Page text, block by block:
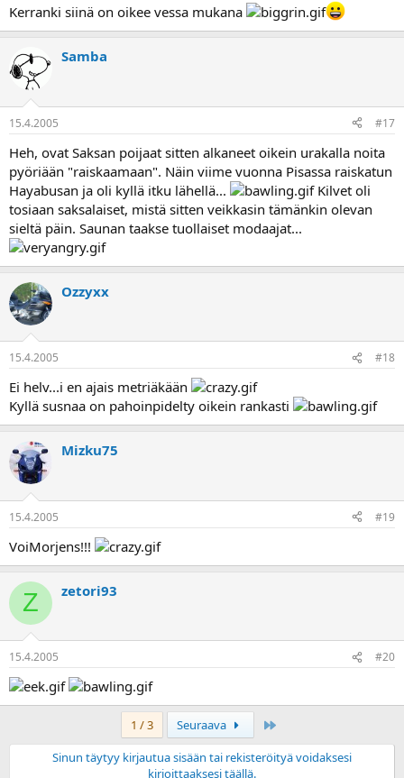
Kerranki siinä on oikee vessa mukana
Samba
15.4.2005 #17
Heh, ovat Saksan poijaat sitten alkaneet oikein urakalla noita
pyöriään "raiskaamaan". Näin viime vuonna Pisassa raiskatun
Hayabusan ja oli kyllä itku lähellä...
Kilvet oli
tosiaan saksalaiset, mistä sitten veikkasin tämänkin olevan
sieltä päin. Saunan taakse tuollaiset modaajat...
Ozzyxx
15.4.2005 #18
Ei helv...i en ajais metriäkään
Kyllä susnaa on pahoinpidelty oikein rankasti
Mizku75
15.4.2005 #19
VoiMorjens!!!
Z zetori93
15.4.2005 #20
1 / 3 Seuraava
Sinun täytyy kirjautua sisään tai rekisteröityä voidaksesi
kirjoittaaksesi täällä.